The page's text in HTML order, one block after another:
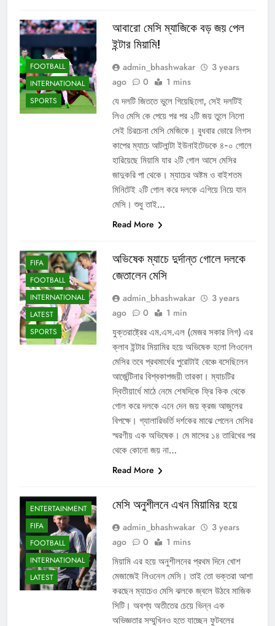
FOOTBALL
INTERNATIONAL
SPORTS
আবারো মেসি ম্যাজিকে বড় জয় পেল
ইন্টার মিয়ামি!
admin_bhashwakar
3 years
ago
0 1 mins
যে দলটি জিততে ভুলে গিয়েছিলো, সেই দলটিই
লিও মেসি কে পেয়ে পর পর ২টি জয় তুলে নিলো
সেই চিরচেনা মেসি মেজিকে। বুধবার ভোরে লিগস
কাপের ম্যাচে আটলান্টা ইউনাইটেডকে ৪-০ গোলে
হারিয়েছে মিয়ামি যার ২টি গোল আসে মেসির
জাদুকরি পা থেকে। ম্যাচের অষ্টম ও বাইশতম
মিনিটেই ২টি গোল করে দলকে এগিয়ে নিয়ে যান
মেসি। শুধু তাই…
Read More
FIFA
FOOTBALL
INTERNATIONAL
LATEST
SPORTS
অভিষেক ম্যাচে দুর্দান্ত গোলে দলকে
জেতালেন মেসি
admin_bhashwakar
3 years
ago
0 1 min
যুক্তরাষ্ট্রের এম.এস.এল (মেজর সকার লিগ) এর
ক্লাব ইন্টার মিয়ামির হয়ে অভিষেক হলো লিওনেল
মেসির তবে প্রথমার্ধের পুরোটাই বেঞ্চে বসেছিলেন
আর্জেন্টিনার বিশ্বকাপজয়ী তারকা। ম্যাচটির
দ্বিতীয়ার্ধে মাঠে নেমে শেষদিকে ফ্রি কিক থেকে
গোল করে দলকে এনে দেন জয় ক্রজ আজুলের
বিপক্ষে। গ্যালারিভর্তি দর্শকের মাঝে পেলেন মেসির
স্মরণীয় এক অভিষেক। মে মাসের ১৪ তারিখের পর
থেকে কোনো জয় না…
Read More
ENTERTAINMENT
FIFA
FOOTBALL
INTERNATIONAL
LATEST
মেসি অনুশীলনে এখন মিয়ামির হয়ে
admin_bhashwakar
3 years
ago
0 1 mins
মিয়ামি এর হয়ে অনুশীলনের প্রথম দিনে খোশ
মেজাজেই লিওনেল মেসি। তাই তো ভক্তরা আশা
করছেন ম্যাচেও মেসি ঝলকে জ্বলে উঠবে মাজিক
সিটি। অবশ্য অতীতের চেয়ে ভিন্ন এক
অভিজ্ঞতার সম্মুখিনও হতে যাচ্ছেন ফুটবলের